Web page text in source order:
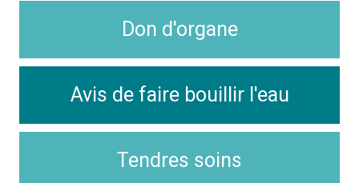
Don d'organe
Avis de faire bouillir l'eau
Tendres soins